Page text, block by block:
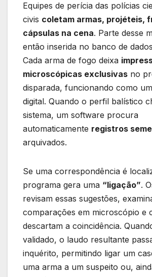
Equipes de perícia das polícias
civis coletam armas, projéteis,
cápsulas na cena. Parte desse
então inserida no banco de
Cada arma de fogo deixa
microscópicas exclusivas no
disparada, funcionando como
digital. Quando o perfil balístico
sistema, um software procura
automaticamente registros
arquivados.
Se uma correspondência é
programa gera uma “ligação”.
revisam essas sugestões,
comparações em microscópio e
descartam a coincidência.
validado, o laudo resultante
inquérito, permitindo ligar um
uma arma a um suspeito ou,